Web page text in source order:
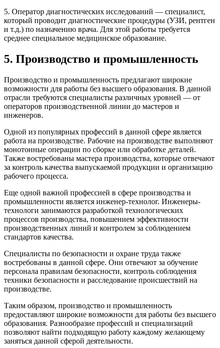
5. Оператор диагностических исследований — специалист,
который проводит диагностические процедуры (УЗИ, рентген
и т.д.) по назначению врача. Для этой работы требуется
среднее специальное медицинское образование.
5. Производство и промышленность
Производство и промышленность предлагают широкие
возможности для работы без высшего образования. В данной
отрасли требуются специалисты различных уровней — от
операторов производственной линии до мастеров и
инженеров.
Одной из популярных профессий в данной сфере является
работа на производстве. Рабочие на производстве выполняют
монотонные операции по сборке или обработке деталей.
Также востребованы мастера производства, которые отвечают
за контроль качества выпускаемой продукции и организацию
рабочего процесса.
Еще одной важной профессией в сфере производства и
промышленности является инженер-технолог. Инженеры-
технологи занимаются разработкой технологических
процессов производства, повышением эффективности
производственных линий и контролем за соблюдением
стандартов качества.
Специалисты по безопасности и охране труда также
востребованы в данной сфере. Они отвечают за обучение
персонала правилам безопасности, контроль соблюдения
техники безопасности и расследование происшествий на
производстве.
Таким образом, производство и промышленность
предоставляют широкие возможности для работы без высшего
образования. Разнообразие профессий и специализаций
позволяют найти подходящую работу каждому желающему
заняться данной сферой деятельности.